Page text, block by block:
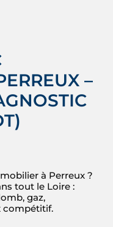
–
à Perreux ?
tout le Loire :
gaz,
compétitif.